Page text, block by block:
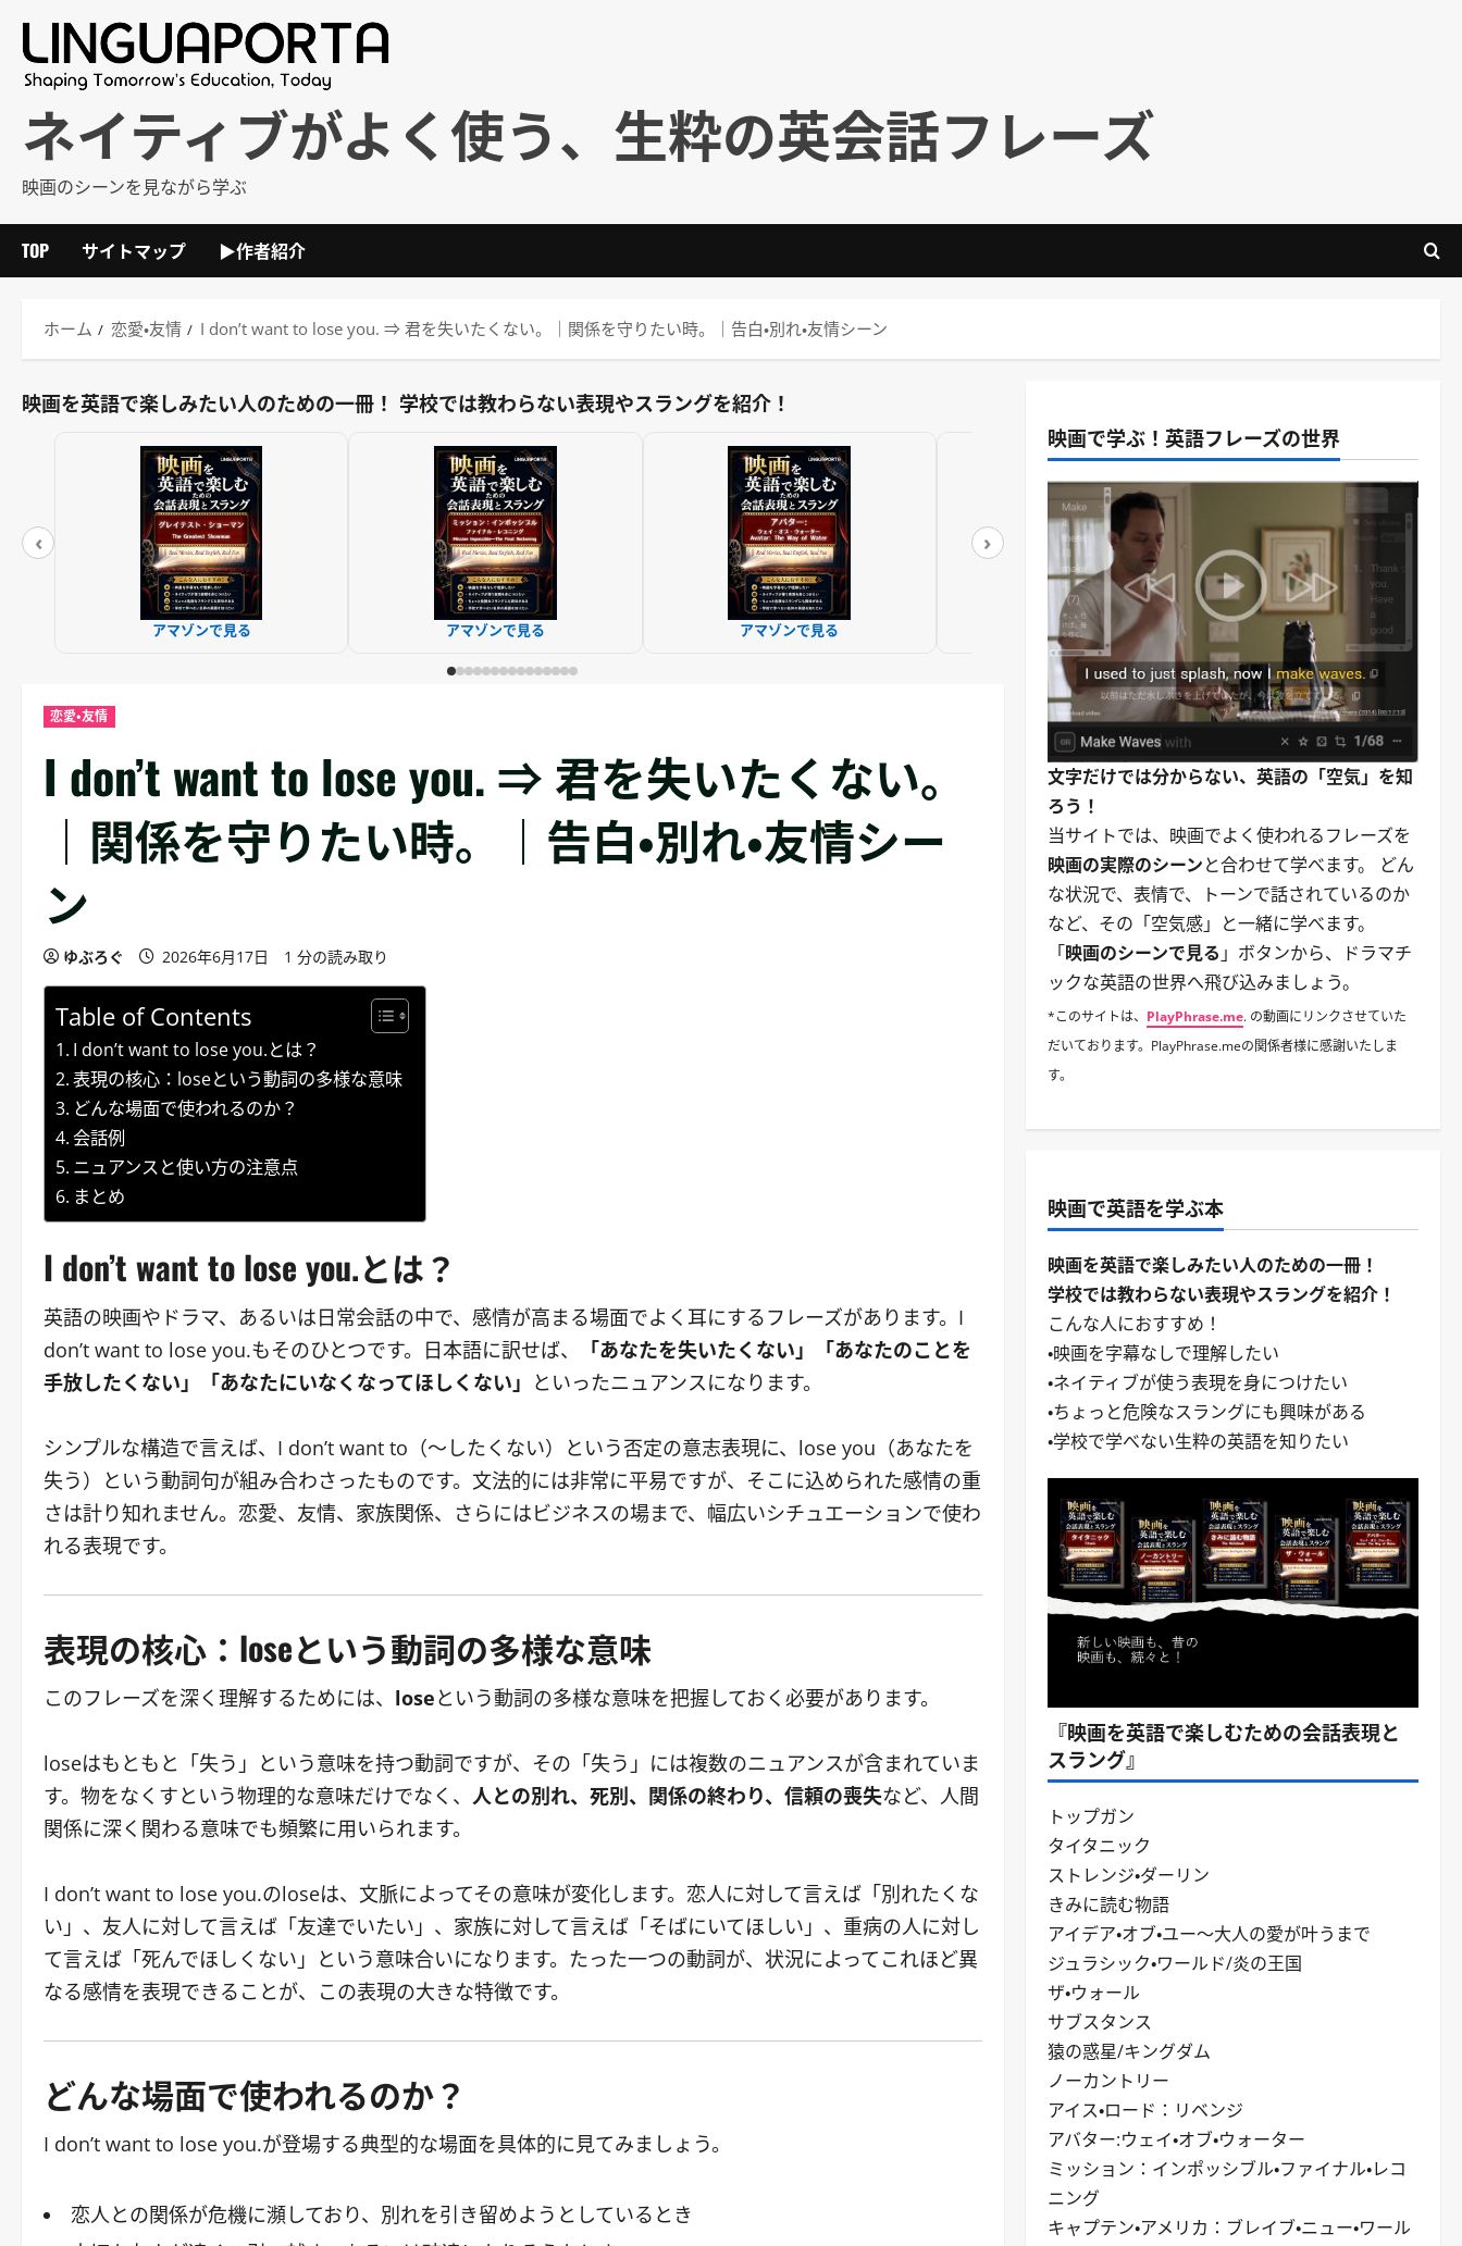
ネイティブがよく使う、生粋の英会話フレーズ
映画のシーンを見ながら学ぶ
TOP サイトマップ ▶作者紹介
ホーム 恋愛・友情 I don’t want to lose you. ⇒ 君を失いたくない。｜関係を守りたい時。｜告白・別れ・友情シーン
映画を英語で楽しみたい人のための一冊！ 学校では教わらない表現やスラングを紹介！
‹
アマゾンで見る アマゾンで見る アマゾンで見る アマゾンで見る アマゾンで見る
›
恋愛・友情
I don’t want to lose you. ⇒ 君を失いたくない。
｜関係を守りたい時。｜告白・別れ・友情シー
ン
ゆぶろぐ 2026年6月17日 1 分の読み取り
Table of Contents
I don’t want to lose you.とは？
表現の核心：loseという動詞の多様な意味
どんな場面で使われるのか？
会話例
ニュアンスと使い方の注意点
まとめ
I don’t want to lose you.とは？
英語の映画やドラマ、あるいは日常会話の中で、感情が高まる場面でよく耳にするフレーズがあります。I
don’t want to lose you.もそのひとつです。日本語に訳せば、
「あなたを失いたくない」「あなたのことを
手放したくない」「あなたにいなくなってほしくない」 といったニュアンスになります。
シンプルな構造で言えば、I don’t want to（〜したくない）という否定の意志表現に、lose you（あなたを
失う）という動詞句が組み合わさったものです。文法的には非常に平易ですが、そこに込められた感情の重
さは計り知れません。恋愛、友情、家族関係、さらにはビジネスの場まで、幅広いシチュエーションで使わ
れる表現です。
表現の核心：loseという動詞の多様な意味
このフレーズを深く理解するためには、 loseという動詞の多様な意味を把握しておく必要があります。
loseはもともと「失う」という意味を持つ動詞ですが、その「失う」には複数のニュアンスが含まれていま
す。物をなくすという物理的な意味だけでなく、 人との別れ、死別、関係の終わり、信頼の喪失など、人間
関係に深く関わる意味でも頻繁に用いられます。
I don’t want to lose you.のloseは、文脈によってその意味が変化します。恋人に対して言えば「別れたくな
い」、友人に対して言えば「友達でいたい」、家族に対して言えば「そばにいてほしい」、重病の人に対し
て言えば「死んでほしくない」という意味合いになります。たった一つの動詞が、状況によってこれほど異
なる感情を表現できることが、この表現の大きな特徴です。
どんな場面で使われるのか？
I don’t want to lose you.が登場する典型的な場面を具体的に見てみましょう。
恋人との関係が危機に瀕しており、別れを引き留めようとしているとき
映画で学ぶ！英語フレーズの世界
文字だけでは分からない、英語の「空気」を知
ろう！
当サイトでは、映画でよく使われるフレーズを
映画の実際のシーンと合わせて学べます。 どん
な状況で、表情で、トーンで話されているのか
など、その「空気感」と一緒に学べます。
「映画のシーンで見る 」ボタンから、ドラマチ
ックな英語の世界へ飛び込みましょう。
*このサイトは、 PlayPhrase.me. の動画にリンクさせていた
だいております。PlayPhrase.meの関係者様に感謝いたしま
す。
映画で英語を学ぶ本
映画を英語で楽しみたい人のための一冊！
学校では教わらない表現やスラングを紹介！
こんな人におすすめ！
・映画を字幕なしで理解したい
・ネイティブが使う表現を身につけたい
・ちょっと危険なスラングにも興味がある
・学校で学べない生粋の英語を知りたい
『映画を英語で楽しむための会話表現と
スラング』
トップガン
タイタニック
ストレンジ・ダーリン
きみに読む物語
アイデア・オブ・ユー～大人の愛が叶うまで
ジュラシック・ワールド/炎の王国
ザ・ウォール
サブスタンス
猿の惑星/キングダム
ノーカントリー
アイス・ロード：リベンジ
アバター:ウェイ・オブ・ウォーター
ミッション：インポッシブル・ファイナル・レコ
ニング
キャプテン・アメリカ：ブレイブ・ニュー・ワール